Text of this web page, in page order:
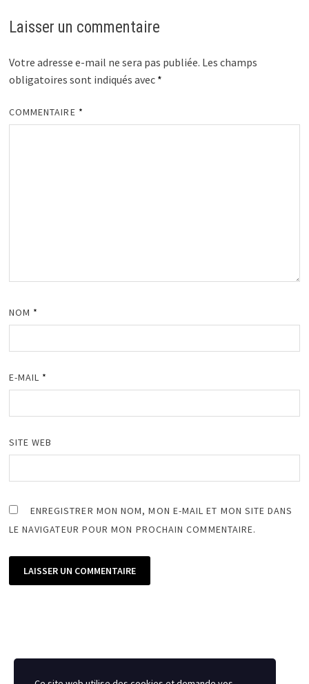
Laisser un commentaire
Votre adresse e-mail ne sera pas publiée. Les champs
obligatoires sont indiqués avec *
COMMENTAIRE *
NOM *
E-MAIL *
SITE WEB
ENREGISTRER MON NOM, MON E-MAIL ET MON SITE DANS
LE NAVIGATEUR POUR MON PROCHAIN COMMENTAIRE.